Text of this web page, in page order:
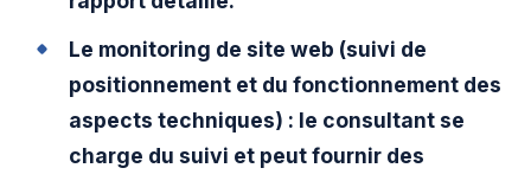
Le monitoring de site web (suivi de
positionnement et du fonctionnement des
aspects techniques) : le consultant se
charge du suivi et peut fournir des